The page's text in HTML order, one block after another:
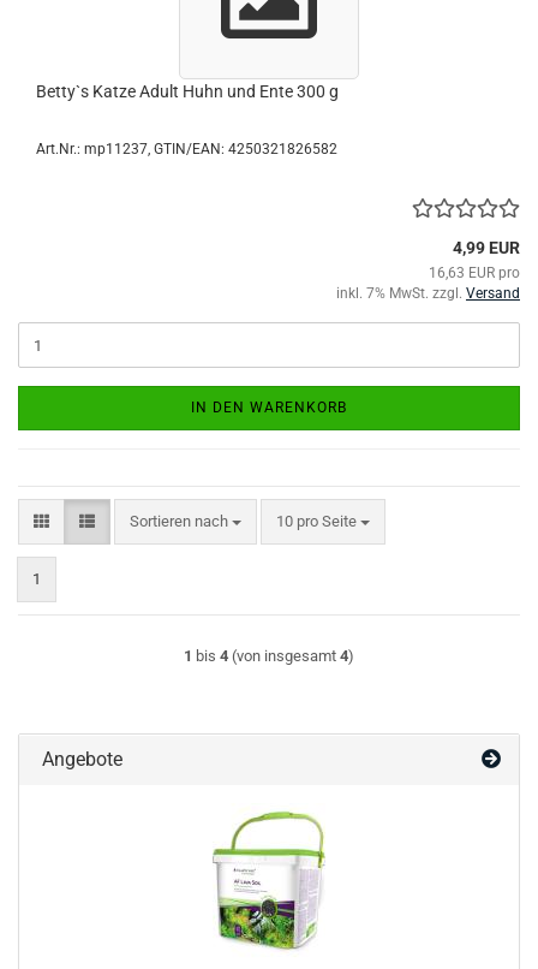
Betty`s Katze Adult Huhn und Ente 300 g
Art.Nr.: mp11237 GTIN/EAN: 4250321826582
4,99 EUR
16,63 EUR pro
inkl. 7% MwSt. zzgl. Versand
IN DEN WARENKORB
Sortieren nach
Sortieren nach 10 pro Seite
pro Seite
1
1 bis 4 (von insgesamt 4)
Angebote